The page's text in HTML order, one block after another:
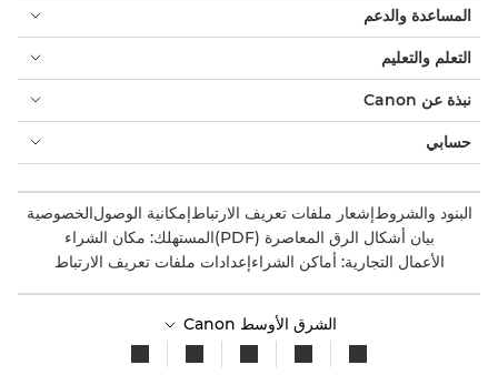
المساعدة والدعم
التعلم والتعليم
نبذة عن Canon
حسابي
البنود والشروطإشعار ملفات تعريف الارتباطإمكانية الوصولالخصوصية
بيان أشكال الرق المعاصرة (PDF)
المستهلك: مكان الشراء
الأعمال التجارية: أماكن الشراءإعدادات ملفات تعريف الارتباط
الشرق الأوسط Canon